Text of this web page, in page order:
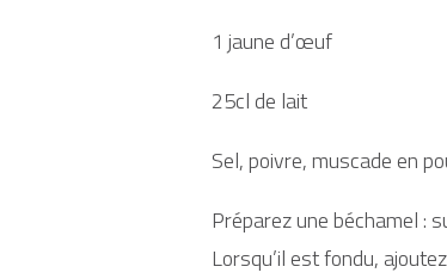
1 jaune d’œuf
25cl de lait
Sel, poivre, muscade en
Préparez une béchamel :
Lorsqu’il est fondu,